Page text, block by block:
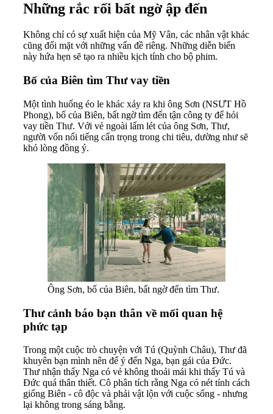
Những rắc rối bất ngờ ập đến
Không chỉ có sự xuất hiện của Mỹ Vân, các nhân vật khác
cũng đối mặt với những vấn đề riêng. Những diễn biến
này hứa hẹn sẽ tạo ra nhiều kịch tính cho bộ phim.
Bố của Biên tìm Thư vay tiền
Một tình huống éo le khác xảy ra khi ông Sơn (NSƯT Hồ
Phong), bố của Biên, bất ngờ tìm đến tận công ty để hỏi
vay tiền Thư. Với vẻ ngoài lấm lét của ông Sơn, Thư,
người vốn nổi tiếng cẩn trọng trong chi tiêu, dường như sẽ
khó lòng đồng ý.
Ông Sơn, bố của Biên, bất ngờ đến tìm Thư.
Thư cảnh báo bạn thân về mối quan hệ
phức tạp
Trong một cuộc trò chuyện với Tú (Quỳnh Châu), Thư đã
khuyên bạn mình nên để ý đến Nga, bạn gái của Đức.
Thư nhận thấy Nga có vẻ không thoải mái khi thấy Tú và
Đức quá thân thiết. Cô phân tích rằng Nga có nét tính cách
giống Biên - cô độc và phải vật lộn với cuộc sống - nhưng
lại không trong sáng bằng.